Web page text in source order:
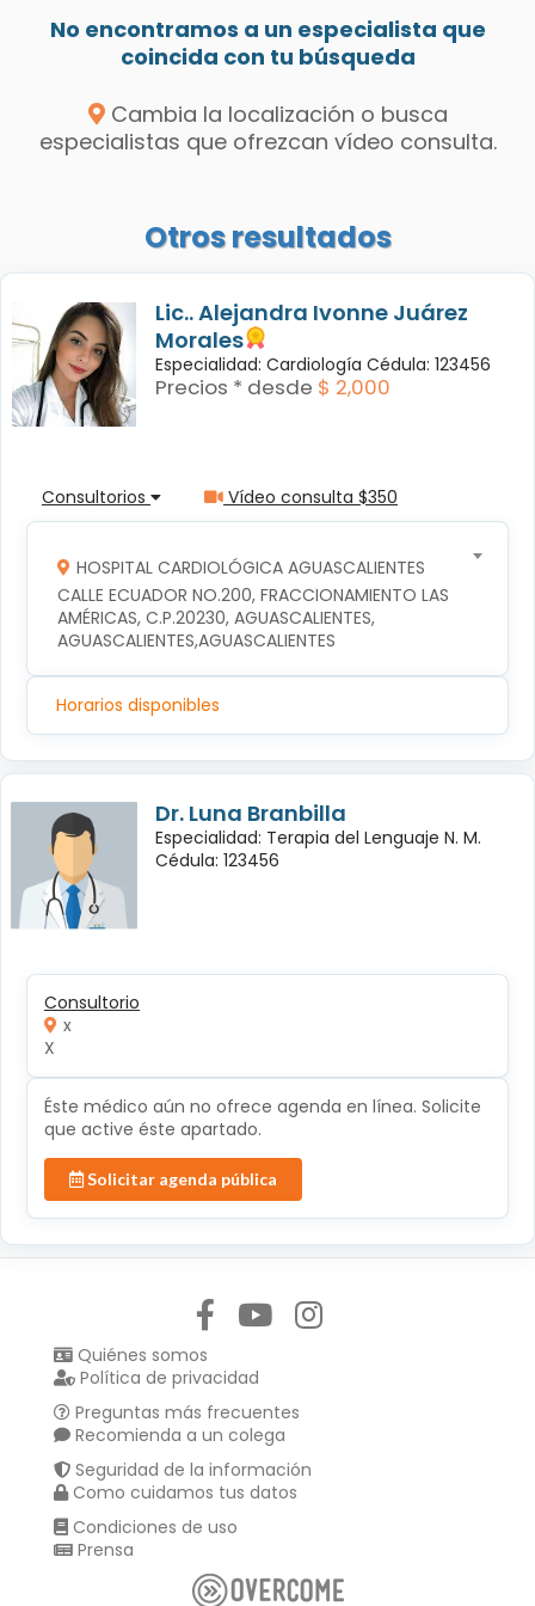
No encontramos a un especialista que
coincida con tu búsqueda
Cambia la localización o busca
especialistas que ofrezcan vídeo consulta.
Otros resultados
Lic.. Alejandra Ivonne Juárez
Morales
Especialidad: Cardiología Cédula: 123456
Precios * desde $ 2,000
Consultorios Vídeo consulta $350
HOSPITAL CARDIOLÓGICA AGUASCALIENTES
CALLE ECUADOR NO.200, FRACCIONAMIENTO LAS
AMÉRICAS, C.P.20230, AGUASCALIENTES,
AGUASCALIENTES,AGUASCALIENTES
Horarios disponibles
Dr. Luna Branbilla
Especialidad: Terapia del Lenguaje N. M.
Cédula: 123456
Consultorio
x
X
Éste médico aún no ofrece agenda en línea. Solicite
que active éste apartado.
Solicitar agenda pública
Quiénes somos
Política de privacidad
Preguntas más frecuentes
Recomienda a un colega
Seguridad de la información
Como cuidamos tus datos
Condiciones de uso
Prensa